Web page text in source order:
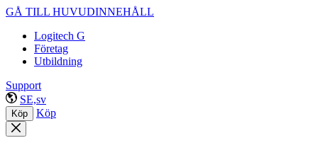
GÅ TILL HUVUDINNEHÅLL
Logitech G
Företag
Utbildning
Support
SE,sv
Köp Köp